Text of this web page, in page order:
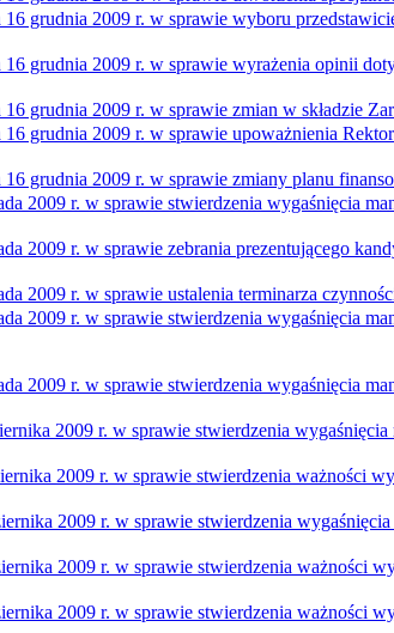
2009 r. w sprawie wyboru
2009 r. w sprawie wyrażenia opinii
2009 r. w sprawie zmian w składzie
2009 r. w sprawie upoważnienia
2009 r. w sprawie zmiany planu
r. w sprawie stwierdzenia wygaśnięcia
r. w sprawie zebrania prezentującego
r. w sprawie ustalenia terminarza
r. w sprawie stwierdzenia wygaśnięcia
r. w sprawie stwierdzenia wygaśnięcia
2009 r. w sprawie stwierdzenia wygaśnięcia
2009 r. w sprawie stwierdzenia ważności
2009 r. w sprawie stwierdzenia wygaśnięcia
2009 r. w sprawie stwierdzenia ważności
2009 r. w sprawie stwierdzenia ważności